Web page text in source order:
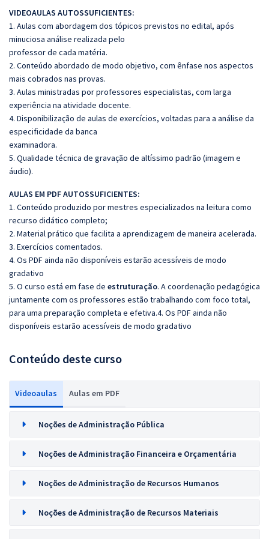
VIDEOAULAS AUTOSSUFICIENTES:
1. Aulas com abordagem dos tópicos previstos no edital, após
minuciosa análise realizada pelo
professor de cada matéria.
2. Conteúdo abordado de modo objetivo, com ênfase nos aspectos
mais cobrados nas provas.
3. Aulas ministradas por professores especialistas, com larga
experiência na atividade docente.
4. Disponibilização de aulas de exercícios, voltadas para a análise da
especificidade da banca
examinadora.
5. Qualidade técnica de gravação de altíssimo padrão (imagem e
áudio).
AULAS EM PDF AUTOSSUFICIENTES:
1. Conteúdo produzido por mestres especializados na leitura como
recurso didático completo;
2. Material prático que facilita a aprendizagem de maneira acelerada.
3. Exercícios comentados.
4. Os PDF ainda não disponíveis estarão acessíveis de modo
gradativo
5. O curso está em fase de estruturação. A coordenação pedagógica
juntamente com os professores estão trabalhando com foco total,
para uma preparação completa e efetiva.4. Os PDF ainda não
disponíveis estarão acessíveis de modo gradativo
Conteúdo deste curso
Videoaulas Aulas em PDF
Noções de Administração Pública
Noções de Administração Financeira e Orçamentária
Noções de Administração de Recursos Humanos
Noções de Administração de Recursos Materiais